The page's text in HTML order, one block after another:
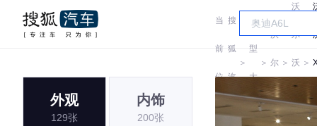
当
前
位
置:
搜
狐
汽
车
＞
车
型
大
全
＞
沃
尔
沃
＞
沃
尔
沃 ＞
外观
129张
内饰
200张